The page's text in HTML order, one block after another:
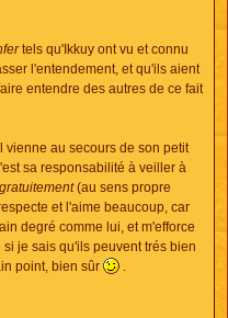
tels qu'Ikkuy ont vu et connu
l'entendement, et qu'ils aient
entendre des autres de ce fait
vienne au secours de son petit
sa responsabilité à veiller à
gratuitement(au sens propre
et l'aime beaucoup, car
degré comme lui, et m'efforce
je sais qu'ils peuvent trés bien
point, bien sûr